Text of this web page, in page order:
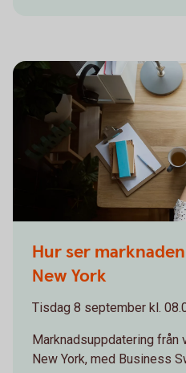
Hur ser
New York
Tisdag 8 september kl.
Marknadsuppdatering från
New York, med Business